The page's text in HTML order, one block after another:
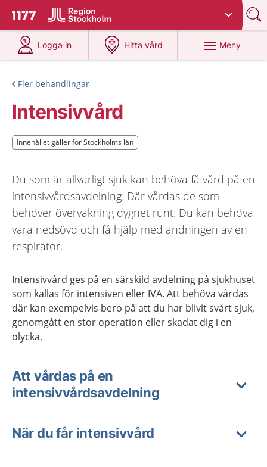
Till startsidan för 1177
Du har valt region
Logga in
på 1177.se
Hitta vård
på 1177.se
Meny
Fler behandlingar
Intensivvård
Innehållet gäller för Stockholms län
Innehållet gäller för Stockholms län
Du som är allvarligt sjuk kan behöva få vård på en
intensivvårdsavdelning. Där vårdas de som
behöver övervakning dygnet runt. Du kan behöva
vara nedsövd och få hjälp med andningen av en
respirator.
Intensivvård ges på en särskild avdelning på sjukhuset
som kallas för intensiven eller IVA. Att behöva vårdas
där kan exempelvis bero på att du har blivit svårt sjuk,
genomgått en stor operation ellerskadat dig i en
olycka.
Att vårdas på en
intensivvårdsavdelning
När du får intensivvård